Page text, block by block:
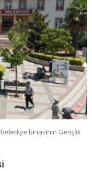
binasının Gençlik